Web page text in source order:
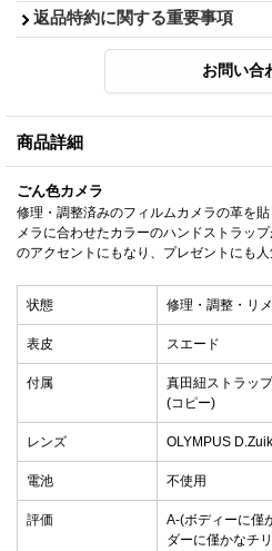
返品特約に関する重要事項
商品詳細
ごん色カメラ
修理・調整済みのフィルムカメラの革を
メラに合わせたカラーのハンドストラッ
のアクセントにもなり、プレゼントにも人
状態 修理・調整・リ
表皮 スエード
付属
真田紐ストラッ
(コピー)
レンズ OLYMPUS
電池 不使用
評価
A-(ボディーに僅
ダーに僅かなチ